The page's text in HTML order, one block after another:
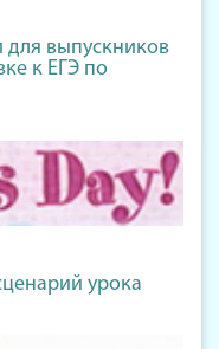
выпускников
к ЕГЭ по
урока